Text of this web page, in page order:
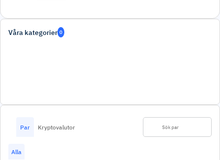
Våra kategorier 0
Par Kryptovalutor
Alla